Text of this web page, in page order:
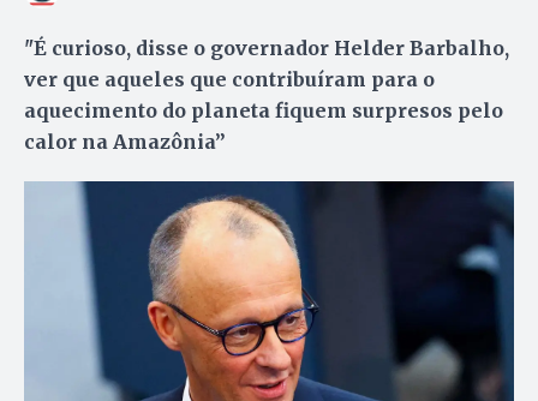
"É curioso, disse o governador Helder Barbalho,
ver que aqueles que contribuíram para o
aquecimento do planeta fiquem surpresos pelo
calor na Amazônia”